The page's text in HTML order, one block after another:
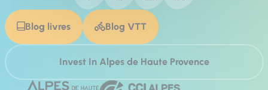
Blog livres Blog VTT
Invest In Alpes de Haute Provence